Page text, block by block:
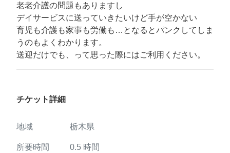
老老介護の問題もありますし
デイサービスに送っていきたいけど手が空かない
育児も介護も家事も労働も…となるとパンクしてしま
うのもよくわかります。
送迎だけでも、って思った際にはご利用ください。
チケット詳細
地域 栃木県
所要時間 0.5 時間